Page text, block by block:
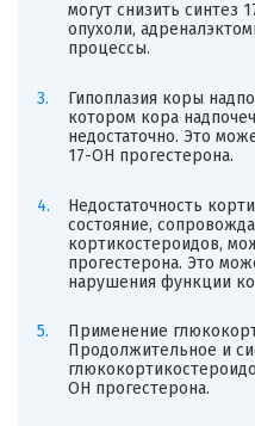
могут снизить синтез
опухоли,
процессы.
Гипоплазия коры
котором кора
недостаточно. Это
17-ОН прогестерона.
Недостаточность
состояние,
кортикостероидов,
прогестерона. Это
нарушения функции
Применение
Продолжительное и
ОН прогестерона.